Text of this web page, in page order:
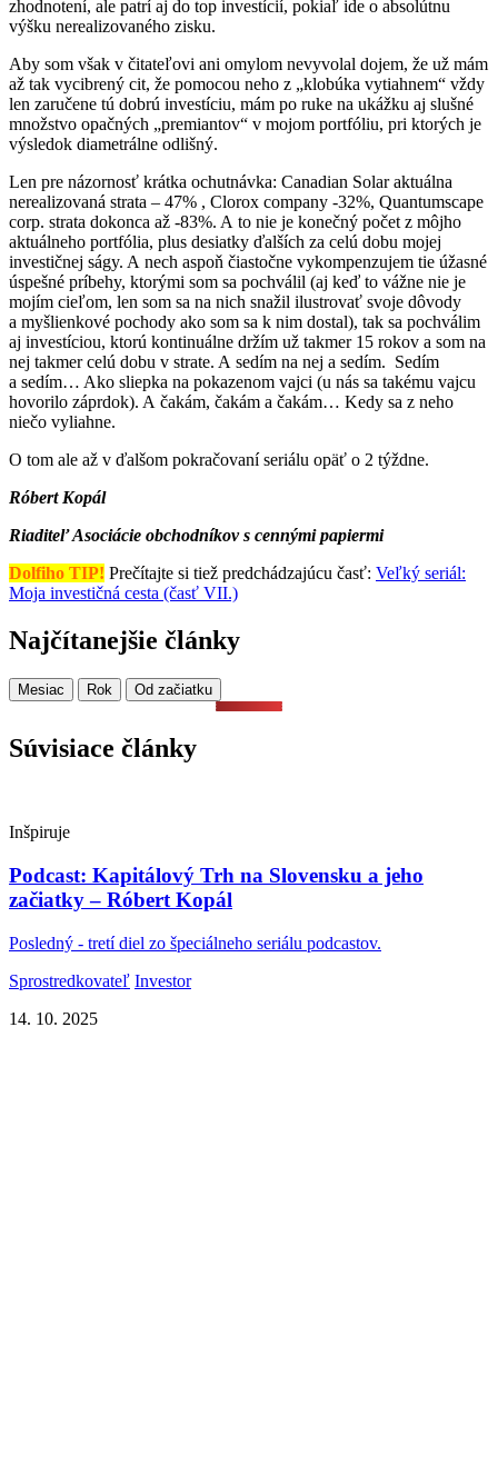
zhodnotení, ale patrí aj do top investícií, pokiaľ ide o absolútnu
výšku nerealizovaného zisku.
Aby som však v čitateľovi ani omylom nevyvolal dojem, že už mám
až tak vycibrený cit, že pomocou neho z „klobúka vytiahnem“ vždy
len zaručene tú dobrú investíciu, mám po ruke na ukážku aj slušné
množstvo opačných „premiantov“ v mojom portfóliu, pri ktorých je
výsledok diametrálne odlišný.
Len pre názornosť krátka ochutnávka: Canadian Solar aktuálna
nerealizovaná strata – 47% , Clorox company -32%, Quantumscape
corp. strata dokonca až -83%. A to nie je konečný počet z môjho
aktuálneho portfólia, plus desiatky ďalších za celú dobu mojej
investičnej ságy. A nech aspoň čiastočne vykompenzujem tie úžasné
úspešné príbehy, ktorými som sa pochválil (aj keď to vážne nie je
mojím cieľom, len som sa na nich snažil ilustrovať svoje dôvody
a myšlienkové pochody ako som sa k nim dostal), tak sa pochválim
aj investíciou, ktorú kontinuálne držím už takmer 15 rokov a som na
nej takmer celú dobu v strate. A sedím na nej a sedím. Sedím
a sedím… Ako sliepka na pokazenom vajci (u nás sa takému vajcu
hovorilo záprdok). A čakám, čakám a čakám… Kedy sa z neho
niečo vyliahne.
O tom ale až v ďalšom pokračovaní seriálu opäť o 2 týždne.
Róbert Kopál
Riaditeľ Asociácie obchodníkov s cennými papiermi
Dolfiho TIP! Prečítajte si tiež predchádzajúcu časť: Veľký seriál:
Moja investičná cesta (časť VII.)
Najčítanejšie články
Mesiac Rok Od začiatku
Súvisiace články
Inšpiruje
Podcast: Kapitálový Trh na Slovensku a jeho
začiatky – Róbert Kopál
Posledný - tretí diel zo špeciálneho seriálu podcastov.
Sprostredkovateľ Investor
14. 10. 2025